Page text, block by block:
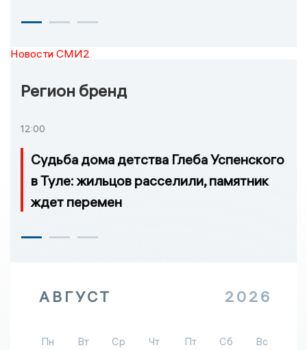
Новости СМИ2
Регион бренд
12:00
Судьба дома детства Глеба Успенского
в Туле: жильцов расселили, памятник
ждет перемен
АВГУСТ 2026
Пн Вт Ср Чт Пт Сб
Вс